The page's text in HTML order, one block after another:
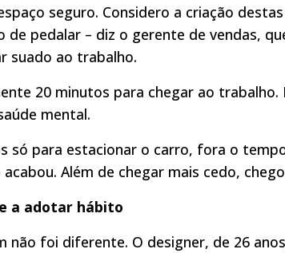
seguro. Considero a criação
de pedalar – diz o gerente de vendas,
suado ao trabalho.
20 minutos para chegar ao
mental.
só para estacionar o carro, fora o
Além de chegar mais cedo,
a adotar hábito
não foi diferente. O designer, de 26